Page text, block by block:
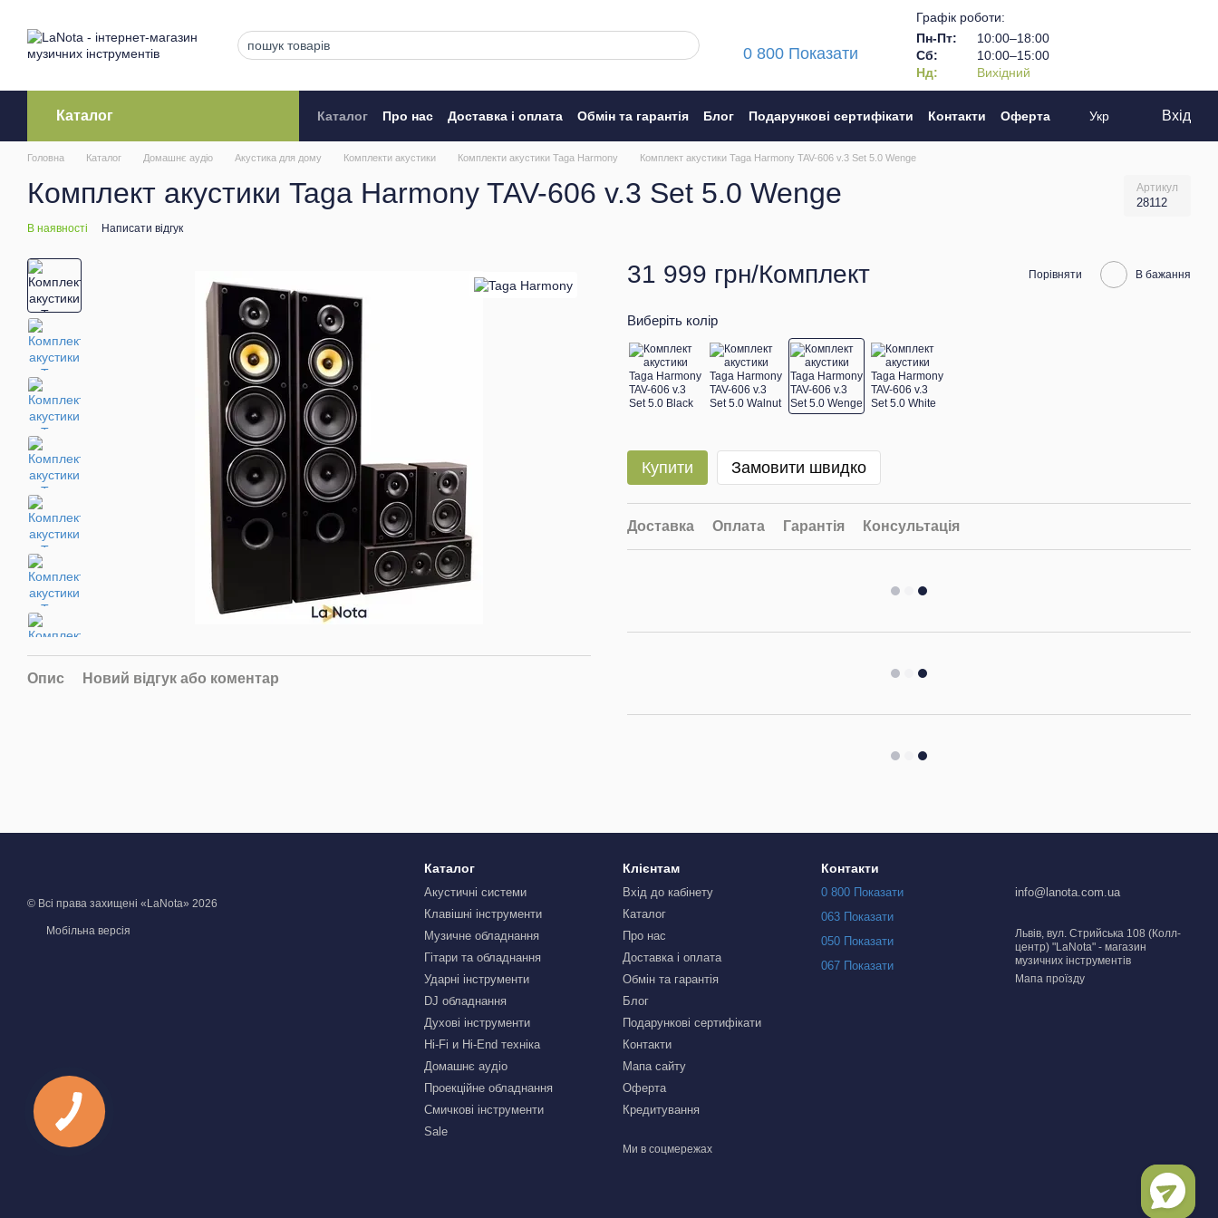
0 800 Показати
Графік роботи:
Пн-Пт:
10:00–18:00
Сб:
10:00–15:00
Нд:
Вихідний
Каталог Каталог Про нас Доставка і оплата Обмін та гарантія Блог Подарункові сертифікати Контакти
Оферта
Укр Вхід
Головна Каталог Домашнє аудіо Акустика для дому Комплекти акустики Комплекти акустики Taga Harmony Комплект акустики Taga Harmony TAV-606 v.3 Set 5.0 Wenge
Комплект акустики Taga Harmony TAV-606 v.3 Set 5.0 Wenge Артикул
28112
В наявності Написати відгук
Опис Новий відгук або коментар
31 999 грн/Комплект Порівняти В бажання
Виберіть колір
Купити Замовити швидко
Доставка Оплата Гарантія Консультація
© Всі права захищені «LaNota» 2026
Мобільна версія
Каталог
Акустичні системи
Клавішні інструменти
Музичне обладнання
Гітари та обладнання
Ударні інструменти
DJ обладнання
Духові інструменти
Hi-Fi и Hi-End техніка
Домашнє аудіо
Проекційне обладнання
Смичкові інструменти
Sale
Клієнтам
Вхід до кабінету
Каталог
Про нас
Доставка і оплата
Обмін та гарантія
Блог
Подарункові сертифікати
Контакти
Мапа сайту
Оферта
Кредитування
Ми в соцмережах
Контакти
0 800 Показати
063 Показати
050 Показати
067 Показати
info@lanota.com.ua
Львів, вул. Стрийська 108 (Колл-
центр) "LaNota" - магазин
музичних інструментів
Мапа проїзду